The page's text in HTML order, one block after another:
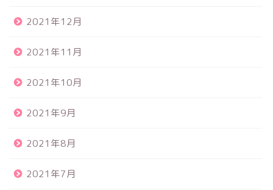
2021年12月
2021年11月
2021年10月
2021年9月
2021年8月
2021年7月